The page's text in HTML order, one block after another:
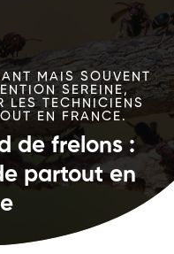
MAIS SOUVENT
SEREINE,
LES TECHNICIENS
EN FRANCE.
de frelons :
partout en